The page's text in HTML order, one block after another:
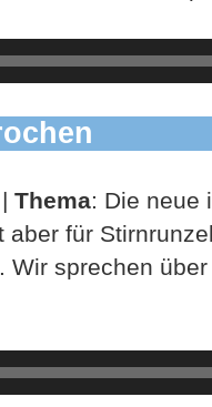
Thema: Die neue
für
Wir sprechen